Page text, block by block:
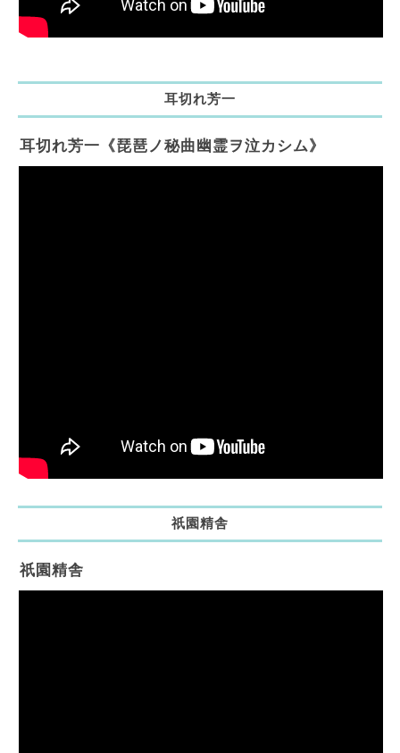
耳切れ芳一
耳切れ芳一《琵琶ノ秘曲幽霊ヲ泣カシム》
祇園精舎
祇園精舎